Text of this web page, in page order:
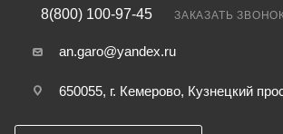
8(800) 100-97-45 ЗАКАЗАТЬ
an.garo@yandex.ru
650055, г. Кемерово, Кузнецкий